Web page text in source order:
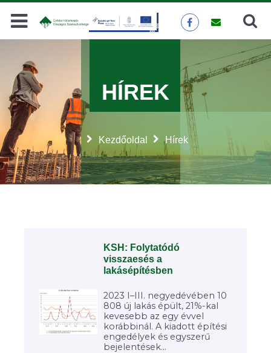
Keresés
Kezdőoldal Hírek
HÍREK
KSH: Folytatódó
visszaesés a
lakásépítésben
2023 I–III. negyedévében 10
808 új lakás épült, 21%-kal
kevesebb az egy évvel
korábbinál. A kiadott építési
engedélyek és egyszerű
bejelentések...